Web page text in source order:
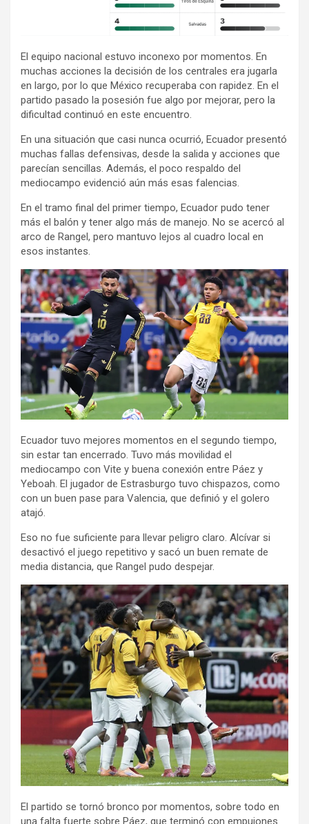
El equipo nacional estuvo inconexo por momentos. En
muchas acciones la decisión de los centrales era jugarla
en largo, por lo que México recuperaba con rapidez. En el
partido pasado la posesión fue algo por mejorar, pero la
dificultad continuó en este encuentro.
En una situación que casi nunca ocurrió, Ecuador presentó
muchas fallas defensivas, desde la salida y acciones que
parecían sencillas. Además, el poco respaldo del
mediocampo evidenció aún más esas falencias.
En el tramo final del primer tiempo, Ecuador pudo tener
más el balón y tener algo más de manejo. No se acercó al
arco de Rangel, pero mantuvo lejos al cuadro local en
esos instantes.
Ecuador tuvo mejores momentos en el segundo tiempo,
sin estar tan encerrado. Tuvo más movilidad el
mediocampo con Vite y buena conexión entre Páez y
Yeboah. El jugador de Estrasburgo tuvo chispazos, como
con un buen pase para Valencia, que definió y el golero
atajó.
Eso no fue suficiente para llevar peligro claro. Alcívar si
desactivó el juego repetitivo y sacó un buen remate de
media distancia, que Rangel pudo despejar.
El partido se tornó bronco por momentos, sobre todo en
una falta fuerte sobre Páez, que terminó con empujones